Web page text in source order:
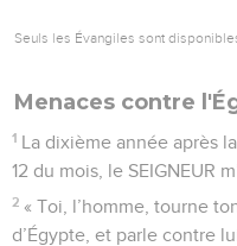
Seuls les Évangiles sont
Menaces contre
1 La dixième année après
12 du mois, le SEIGNEUR
2 « Toi, l’homme, tourne
d’Égypte, et parle contre